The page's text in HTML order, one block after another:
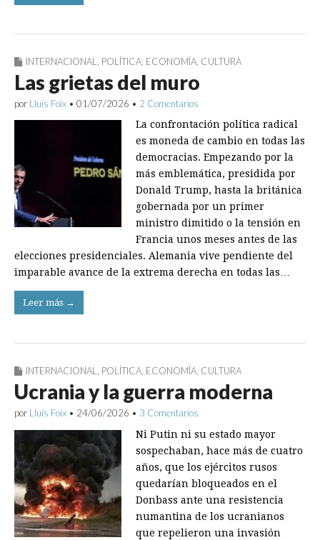
INTERNACIONAL POLÍTICA ECONOMÍA CULTURA
Las grietas del muro
por Lluís Foix • 01/07/2026 • 2 Comentarios
La confrontación política radical
es moneda de cambio en todas las
democracias. Empezando por la
más emblemática, presidida por
Donald Trump, hasta la británica
gobernada por un primer
ministro dimitido o la tensión en
Francia unos meses antes de las
elecciones presidenciales. Alemania vive pendiente del
imparable avance de la extrema derecha en todas las…
Leer más →
INTERNACIONAL, POLÍTICA, ECONOMÍA, CULTURA
Ucrania y la guerra moderna
por Lluís Foix • 24/06/2026 • 3 Comentarios
Ni Putin ni su estado mayor
sospechaban, hace más de cuatro
años, que los ejércitos rusos
quedarían bloqueados en el
Donbass ante una resistencia
numantina de los ucranianos
que repelieron una invasión